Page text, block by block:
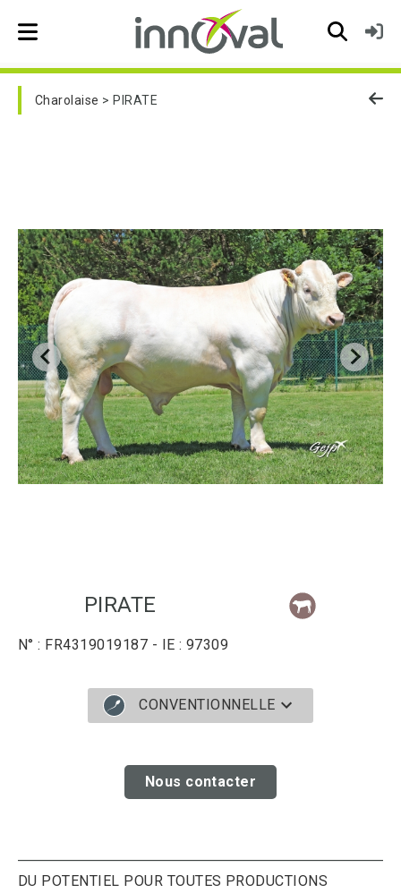
Skip to main navigation
Charolaise PIRATE
PIRATE
N° : FR4319019187 - IE : 97309
CONVENTIONNELLE
Nous contacter
DU POTENTIEL POUR TOUTES PRODUCTIONS